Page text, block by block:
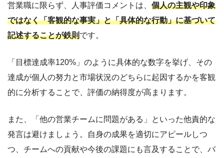
営業職に限らず、人事評価コメントは、 個人の主観や印象
ではなく「客観的な事実」と「具体的な行動」に基づいて
記述することが鉄則です。
「目標達成率120%」のように具体的な数字を挙げ、その
達成が個人の努力と市場状況のどちらに起因するかを客観
的に分析することで、評価の納得度が高まります。
また、「他の営業チームに問題がある」といった他責的な
発言は避けましょう。自身の成果を適切にアピールしつ
つ、チームへの貢献や今後の課題にも言及することで、バ